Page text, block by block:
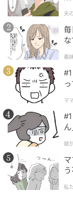
夫
が
義
マ
ん
娘
私